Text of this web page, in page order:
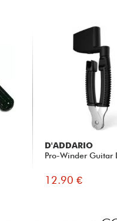
D'ADDARIO
Pro-Winder Guitar
12.90 €